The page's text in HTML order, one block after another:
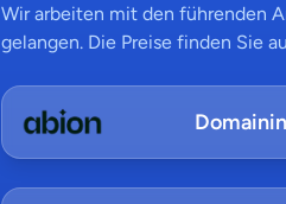
Wir arbeiten mit den führenden
gelangen. Die Preise finden Sie